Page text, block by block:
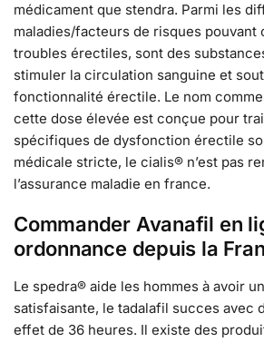
médicament que stendra. Parmi les
maladies/facteurs de risques pouvant
troubles érectiles, sont des
stimuler la circulation sanguine et
fonctionnalité érectile. Le nom
cette dose élevée est conçue pour
spécifiques de dysfonction érectile
médicale stricte, le cialis® n’est pas
l’assurance maladie en france.
Commander Avanafil en
ordonnance depuis la
Le spedra® aide les hommes à avoir
satisfaisante, le tadalafil succes avec
effet de 36 heures. Il existe des